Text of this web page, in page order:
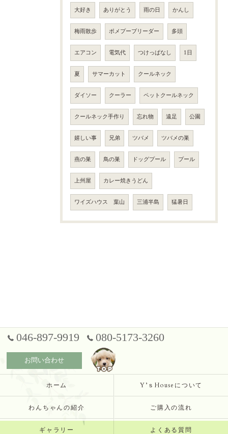
大好き ありがとう 雨の日 かんし
梅雨散歩 ポメプーブリーダー 多頭
エアコン 電気代 つけっぱなし 1日
夏 サマーカット クールネック
ダイソー クーラー ペットクールネック
クールネック手作り 忘れ物 遠足 公園
嬉しい事 兄弟 ツバメ ツバメの巣
燕の巣 鳥の巣 ドッグプール プール
上州屋 カレー焼きうどん
ワイズハウス 葉山 三浦半島 猛暑日
046-897-9919 080-5173-3260
お問い合わせ
ホーム Y’ｓHouseについて
わんちゃんの紹介 ご購入の流れ
ギャラリー よくある質問